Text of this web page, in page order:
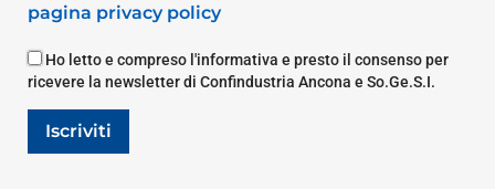
pagina privacy policy
Ho letto e compreso l'informativa e presto il consenso per
ricevere la newsletter di Confindustria Ancona e So.Ge.S.I.
Iscriviti